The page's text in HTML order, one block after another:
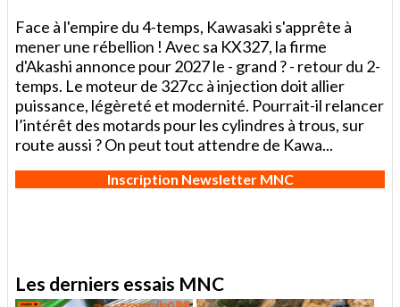
Face à l'empire du 4-temps, Kawasaki s'apprête à
mener une rébellion ! Avec sa KX327, la firme
d'Akashi annonce pour 2027 le - grand ? - retour du 2-
temps. Le moteur de 327cc à injection doit allier
puissance, légèreté et modernité. Pourrait-il relancer
l’intérêt des motards pour les cylindres à trous, sur
route aussi ? On peut tout attendre de Kawa...
Inscription Newsletter MNC
Les derniers essais MNC